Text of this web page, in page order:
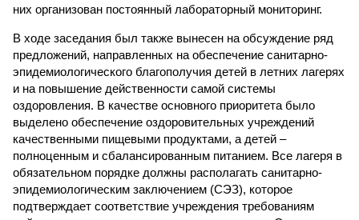
них организован постоянный лабораторный мониторинг.
В ходе заседания был также вынесен на обсуждение ряд
предложений, направленных на обеспечение санитарно-
эпидемиологического благополучия детей в летних лагерях
и на повышение действенности самой системы
оздоровления. В качестве основного приоритета было
выделено обеспечение оздоровительных учреждений
качественными пищевыми продуктами, а детей –
полноценным и сбалансированным питанием. Все лагеря в
обязательном порядке должны располагать санитарно-
эпидемиологическим заключением (СЭЗ), которое
подтверждает соответствие учреждения требованиям